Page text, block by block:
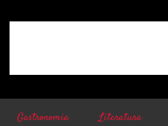
Gastronomia Literatura